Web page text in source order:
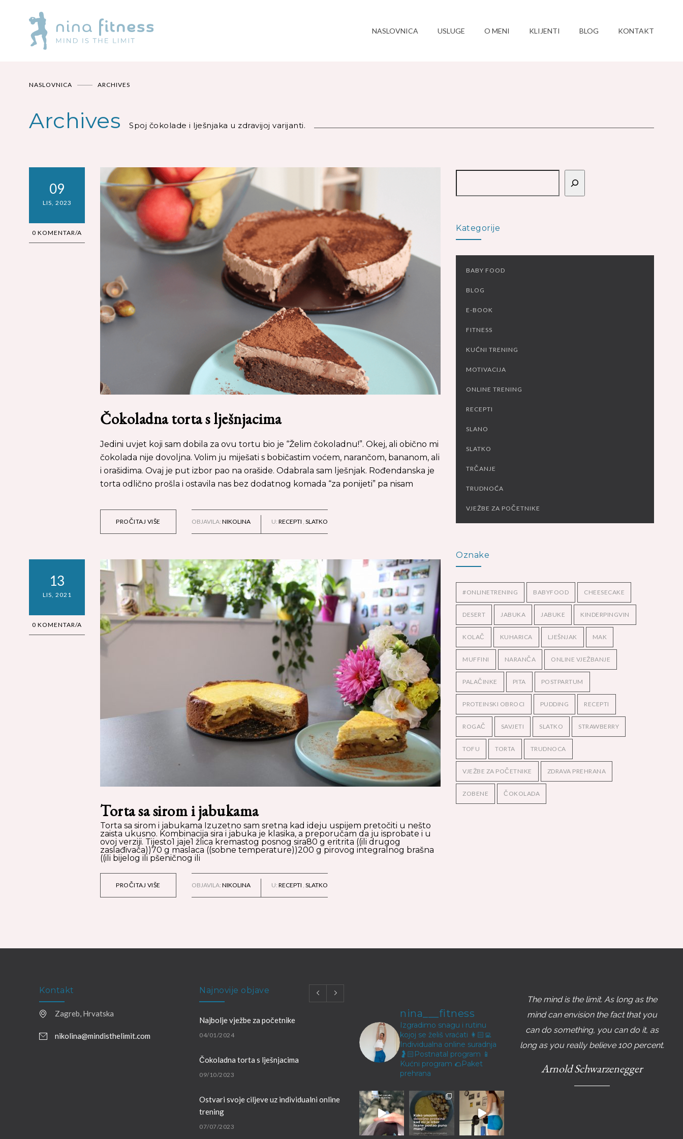
NASLOVNICA USLUGE O MENI KLIJENTI BLOG KONTAKT
NASLOVNICA ARCHIVES
Archives Spoj čokolade i lješnjaka u zdravijoj varijanti.
09
LIS, 2023
0 KOMENTAR/A
Čokoladna torta s lješnjacima
Jedini uvjet koji sam dobila za ovu tortu bio je “Želim čokoladnu!”. Okej, ali obično mi
čokolada nije dovoljna. Volim ju miješati s bobičastim voćem, narančom, bananom, ali
i orašidima. Ovaj je put izbor pao na orašide. Odabrala sam lješnjak. Rođendanska je
torta odlično prošla i ostavila nas bez dodatnog komada “za ponijeti” pa nisam
PROČITAJ VIŠE OBJAVILA: NIKOLINA U: RECEPTI , SLATKO
13
LIS, 2021
0 KOMENTAR/A
Torta sa sirom i jabukama
Torta sa sirom i jabukama Izuzetno sam sretna kad ideju uspijem pretočiti u nešto
zaista ukusno. Kombinacija sira i jabuka je klasika, a preporučam da ju isprobate i u
ovoj verziji. Tijesto1 jaje1 žlica kremastog posnog sira80 g eritrita ((ili drugog
zaslađivača))70 g maslaca ((sobne temperature))200 g pirovog integralnog brašna
((ili bijelog ili pšeničnog ili
PROČITAJ VIŠE OBJAVILA: NIKOLINA U: RECEPTI , SLATKO
Pretraga
Kategorije
BABY FOOD
BLOG
E-BOOK
FITNESS
KUĆNI TRENING
MOTIVACIJA
ONLINE TRENING
RECEPTI
SLANO
SLATKO
TRČANJE
TRUDNOĆA
VJEŽBE ZA POČETNIKE
Oznake
#ONLINETRENING BABYFOOD CHEESECAKE
DESERT JABUKA JABUKE KINDERPINGVIN
KOLAČ KUHARICA LJEŠNJAK MAK
MUFFINI NARANČA ONLINE VJEŽBANJE
PALAČINKE PITA POSTPARTUM
PROTEINSKI OBROCI PUDDING RECEPTI
ROGAČ SAVJETI SLATKO STRAWBERRY
TOFU TORTA TRUDNOCA
VJEŽBE ZA POČETNIKE ZDRAVA PREHRANA
ZOBENE ČOKOLADA
Kontakt
Zagreb, Hrvatska
nikolina@mindisthelimit.com
Najnovije objave
Najbolje vježbe za početnike
04/01/2024
Čokoladna torta s lješnjacima
09/10/2023
Ostvari svoje ciljeve uz individualni online
trening
07/07/2023
nina___fitness
Izgradimo snagu i rutinu
kojoj se želiš vraćati 👩🏻‍💻
Individualna online suradnja
🤰🏻Postnatal program 📱
Kućni program 🌮Paket
prehrana
The mind is the limit. As long as the
mind can envision the fact that you
can do something, you can do it, as
long as you really believe 100 percent.
Arnold Schwarzenegger